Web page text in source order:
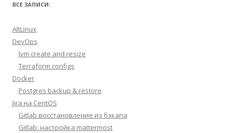
ВСЕ ЗАПИСИ:
AltLinux
DevOps
lvm create and resize
Terraform configs
Docker
Postgres backup & restore
Jira на CentOS
Gitlab восстановление из бэкапа
Gitlab: настройка mattermost